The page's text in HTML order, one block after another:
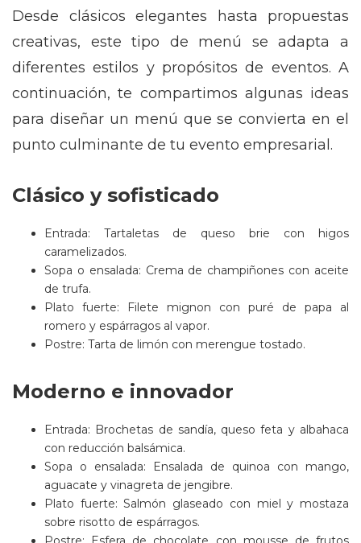
Desde clásicos elegantes hasta propuestas
creativas, este tipo de menú se adapta a
diferentes estilos y propósitos de eventos. A
continuación, te compartimos algunas ideas
para diseñar un menú que se convierta en el
punto culminante de tu evento empresarial.
Clásico y sofisticado
Entrada: Tartaletas de queso brie con higos
caramelizados.
Sopa o ensalada: Crema de champiñones con aceite
de trufa.
Plato fuerte: Filete mignon con puré de papa al
romero y espárragos al vapor.
Postre: Tarta de limón con merengue tostado.
Moderno e innovador
Entrada: Brochetas de sandía, queso feta y albahaca
con reducción balsámica.
Sopa o ensalada: Ensalada de quinoa con mango,
aguacate y vinagreta de jengibre.
Plato fuerte: Salmón glaseado con miel y mostaza
sobre risotto de espárragos.